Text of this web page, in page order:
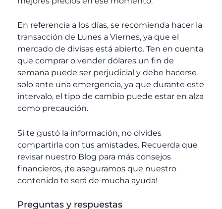
En referencia a los días, se recomienda hacer la
transacción de Lunes a Viernes, ya que el
mercado de divisas está abierto. Ten en cuenta
que comprar o vender dólares un fin de
semana puede ser perjudicial y debe hacerse
solo ante una emergencia, ya que durante este
intervalo, el tipo de cambio puede estar en alza
como precaución.
Si te gustó la información, no olvides
compartirla con tus amistades. Recuerda que
revisar nuestro Blog para más consejos
financieros, ¡te aseguramos que nuestro
contenido te será de mucha ayuda!
Preguntas y respuestas